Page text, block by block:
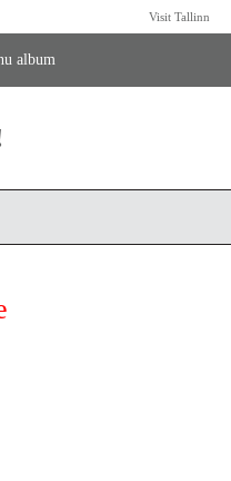
Visit Tallinn
album